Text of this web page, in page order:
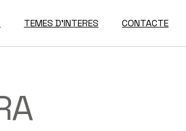
TEMES D’INTERES CONTACTE